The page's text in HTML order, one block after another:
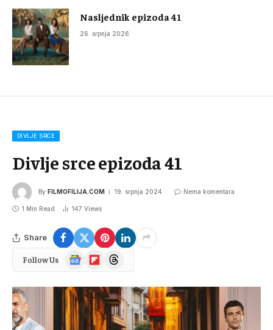
Nasljednik epizoda 41
26. srpnja 2026.
DIVLJE SRCE
Divlje srce epizoda 41
By FILMOFILIJA.COM 19. srpnja 2024. Nema komentara
1 Min Read 147 Views
Share
Follow Us
Google
News
FlipboardThreads